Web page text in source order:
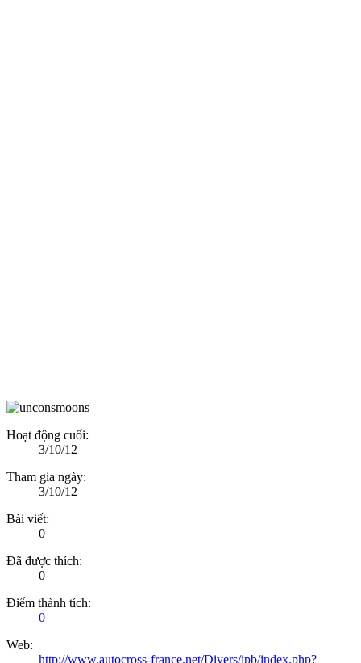
Hoạt động cuối:
3/10/12
Tham gia ngày:
3/10/12
Bài viết:
0
Đã được thích:
0
Điểm thành tích:
0
Web:
http://www.autocross-france.net/Divers/ipb/index.php?